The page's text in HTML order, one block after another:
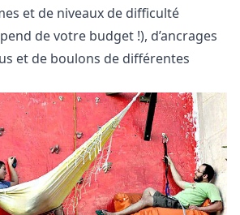
et de niveaux de difficulté
de votre budget !), d’ancrages
et de boulons de différentes